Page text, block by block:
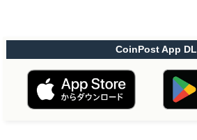
CoinPost App DL